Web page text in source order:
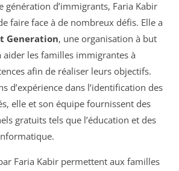
génération d’immigrants, Faria Kabir
faire face à de nombreux défis. Elle a
Generation, une organisation à but
les familles immigrantes à
afin de réaliser leurs objectifs.
d’expérience dans l’identification des
elle et son équipe fournissent des
gratuits tels que l’éducation et des
Faria Kabir permettent aux familles